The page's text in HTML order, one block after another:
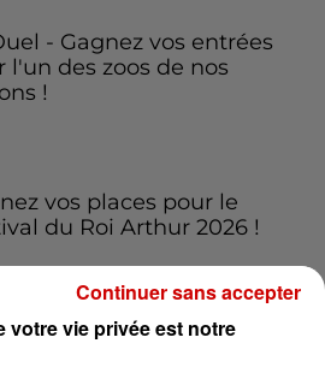
- Gagnez vos entrées
l'un des zoos de nos
!
vos places pour le
du Roi Arthur 2026 !
votre vie privée est notre
Continuer sans accepter